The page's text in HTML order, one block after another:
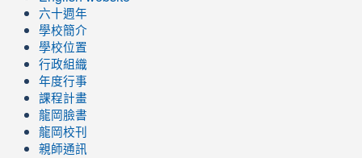
六十週年
學校簡介
學校位置
行政組織
年度行事
課程計畫
龍岡臉書
龍岡校刊
親師通訊